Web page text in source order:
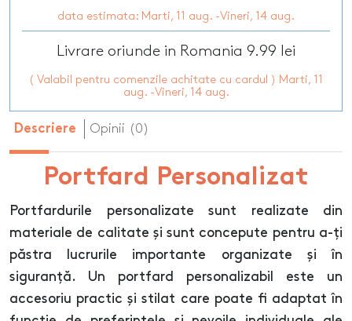
data estimata: Marti, 11 aug. -Vineri, 14 aug.
Livrare oriunde in Romania 9.99 lei
( Valabil pentru comenzile achitate cu cardul ) Marti, 11
aug. -Vineri, 14 aug.
Descriere Opinii (0)
Portfard Personalizat
Portfardurile personalizate sunt realizate din
materiale de calitate și sunt concepute pentru a-ți
păstra lucrurile importante organizate și în
siguranță. Un portfard personalizabil este un
accesoriu practic și stilat care poate fi adaptat în